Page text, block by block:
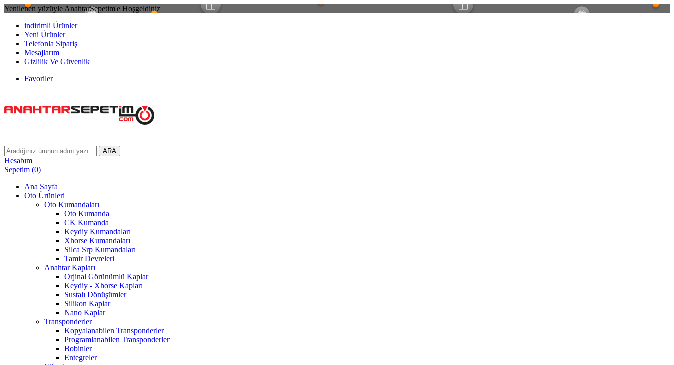
Yenilenen yüzüyle AnahtarSepetim'e Hoşgeldiniz
indirimli Ürünler
Yeni Ürünler
Telefonla Sipariş
Mesajlarım
Gizlilik Ve Güvenlik
Favoriler
ARA
Hesabım
Sepetim (0)
Ana Sayfa
Oto Ürünleri
Oto Kumandaları
Oto Kumanda
CK Kumanda
Keydiy Kumandaları
Xhorse Kumandaları
Silca Srp Kumandaları
Tamir Devreleri
Anahtar Kapları
Orjinal Görünümlü Kaplar
Keydiy - Xhorse Kapları
Sustalı Dönüşümler
Silikon Kaplar
Nano Kaplar
Transponderler
Kopyalanabilen Transponderler
Programlanabilen Transponderler
Bobinler
Entegreler